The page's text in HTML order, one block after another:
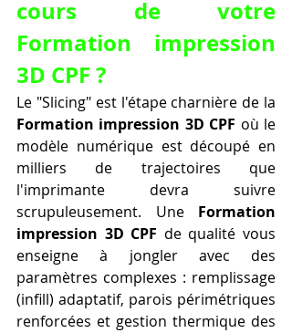
cours de votre
Formation impression
3D CPF ?
Formation impression 3D CPF où le
modèle numérique est découpé en
milliers de trajectoires que
l'imprimante devra suivre
scrupuleusement. Une Formation
impression 3D CPF de qualité vous
enseigne à jongler avec des
paramètres complexes : remplissage
(infill) adaptatif, parois périmétriques
renforcées et gestion thermique des